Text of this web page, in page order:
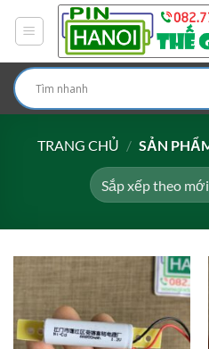
dung
TRANG CHỦ / SẢN